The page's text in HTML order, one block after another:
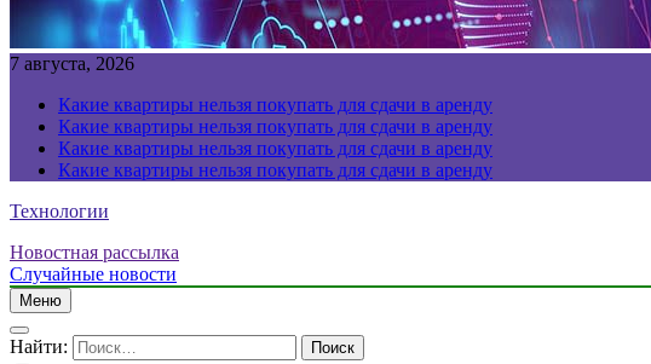
7 августа, 2026
Какие квартиры нельзя покупать для сдачи в аренду
Какие квартиры нельзя покупать для сдачи в аренду
Какие квартиры нельзя покупать для сдачи в аренду
Какие квартиры нельзя покупать для сдачи в аренду
Технологии
Новостная рассылка
Случайные новости
Меню
Найти: